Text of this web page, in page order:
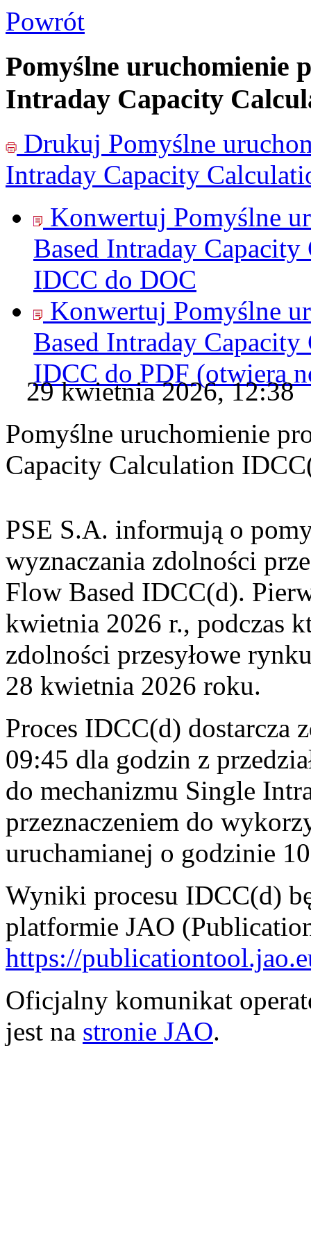
Powrót
Pomyślne uruchomienie
Intraday Capacity
Drukuj Pomyślne
Intraday Capacity
Konwertuj Pomyślne
Based Intraday
IDCC do DOC
Konwertuj Pomyślne
Based Intraday
IDCC do PDF (otwiera
29 kwietnia 2026, 12:38
Pomyślne uruchomienie
Capacity Calculation
PSE S.A. informują o
wyznaczania zdolności
Flow Based IDCC(d).
kwietnia 2026 r., podczas
zdolności przesyłowe
28 kwietnia 2026 roku.
Proces IDCC(d) dostarcza
09:45 dla godzin z
do mechanizmu Single
przeznaczeniem do
uruchamianej o godzinie
Wyniki procesu IDCC(d)
platformie JAO
https://
Oficjalny komunikat
jest na stronie JAO.